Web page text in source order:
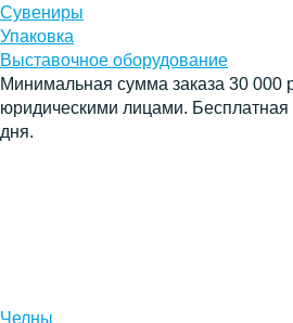
Сувениры
Упаковка
Выставочное оборудование
Минимальная сумма заказа 30 000
юридическими лицами. Бесплатная
дня.
Челны